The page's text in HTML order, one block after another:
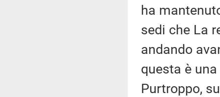
ha
sedi che La
andando
questa è
Purtroppo,